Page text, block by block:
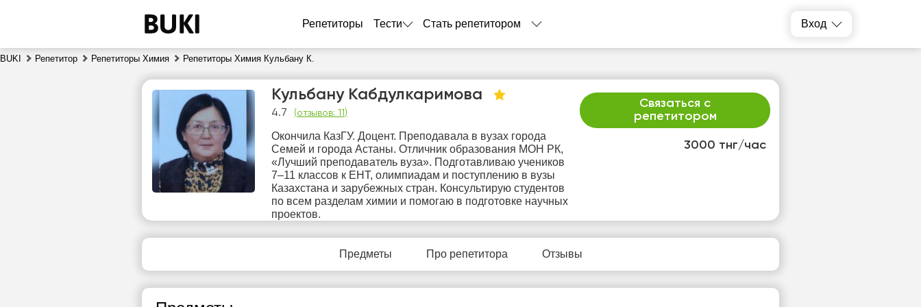
Репетиторы Тести Стать репетитором Вход
BUKI Репетитор Репетиторы Химия Репетиторы Химия Кульбану К.
3000 тнг/час
Связаться с
репетитором
Кульбану Кабдулкаримова
4.7 (отзывов: 11 )
Окончила КазГУ. Доцент. Преподавала в вузах города
Семей и города Астаны. Отличник образования МОН РК,
«Лучший преподаватель вуза». Подготавливаю учеников
7–11 классов к ЕНТ, олимпиадам и поступлению в вузы
Казахстана и зарубежных стран. Консультирую студентов
по всем разделам химии и помогаю в подготовке научных
проектов.
Предметы Про репетитора Отзывы
чт
пт
7
сб
8
вс
9
пн
10
Нет
10:30 10:30 10:30
Нет
свободных
Нет
Нет